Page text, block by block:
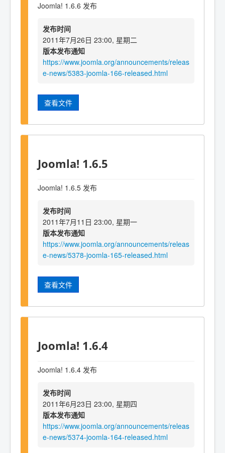
Joomla! 1.6.6 发布
发布时间
2011年7月26日 23:00, 星期二
版本发布通知
https://www.joomla.org/announcements/releas
e-news/5383-joomla-166-released.html
查看文件
Joomla! 1.6.5
Joomla! 1.6.5 发布
发布时间
2011年7月11日 23:00, 星期一
版本发布通知
https://www.joomla.org/announcements/releas
e-news/5378-joomla-165-released.html
查看文件
Joomla! 1.6.4
Joomla! 1.6.4 发布
发布时间
2011年6月23日 23:00, 星期四
版本发布通知
https://www.joomla.org/announcements/releas
e-news/5374-joomla-164-released.html